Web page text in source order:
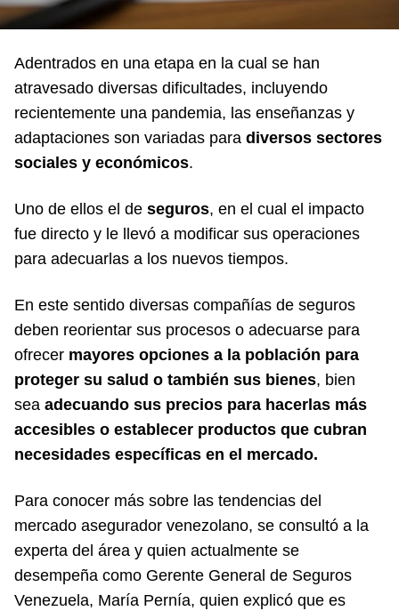
Adentrados en una etapa en la cual se han
atravesado diversas dificultades, incluyendo
recientemente una pandemia, las enseñanzas y
adaptaciones son variadas para diversos sectores
sociales y económicos.
Uno de ellos el de seguros, en el cual el impacto
fue directo y le llevó a modificar sus operaciones
para adecuarlas a los nuevos tiempos.
En este sentido diversas compañías de seguros
deben reorientar sus procesos o adecuarse para
ofrecer mayores opciones a la población para
proteger su salud o también sus bienes, bien
sea adecuando sus precios para hacerlas más
accesibles o establecer productos que cubran
necesidades específicas en el mercado.
Para conocer más sobre las tendencias del
mercado asegurador venezolano, se consultó a la
experta del área y quien actualmente se
desempeña como Gerente General de Seguros
Venezuela, María Pernía, quien explicó que es